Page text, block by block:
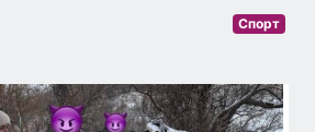
Спорт